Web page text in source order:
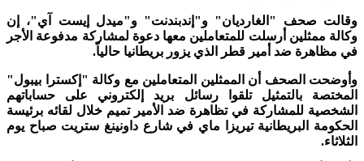
وقالت صحف "الغارديان" و"إندبندنت" و"ميدل إيست آي"، إن
وكالة ممثلين أرسلت للمتعاملين معها دعوة لمشاركة مدفوعة الأجر
في مظاهرة ضد أمير قطر الذي يزور بريطانيا حالياً.
وأوضحت الصحف أن الممثلين المتعاملين مع وكالة "إكسترا بيبول"
المختصة بالتمثيل تلقوا رسائل بريد إلكتروني على حساباتهم
الشخصية للمشاركة في تظاهرة ضد الأمير تميم خلال لقائه برئيسة
الحكومة البريطانية تيريزا ماي في شارع داونينغ ستريت صباح يوم
الثلاثاء.